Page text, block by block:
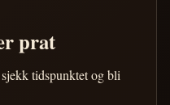
prat
tidspunktet og bli